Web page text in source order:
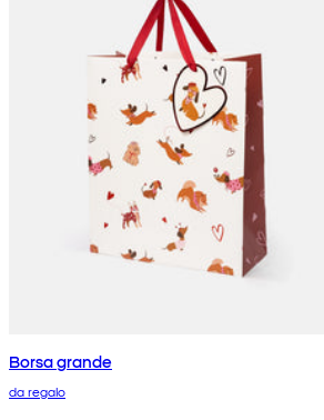
Borsa grande
da regalo